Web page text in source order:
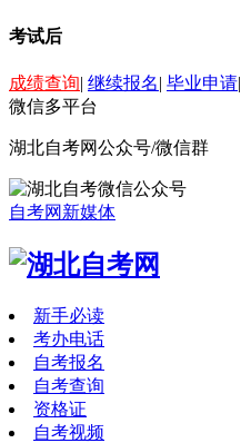
考试后
成绩查询| 继续报名| 毕业申请|
微信多平台
湖北自考网公众号/微信群
自考网新媒体
新手必读
考办电话
自考报名
自考查询
资格证
自考视频